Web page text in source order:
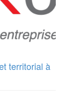
territorial à